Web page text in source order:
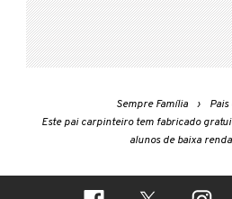
Sempre Família
Pais
Este pai carpinteiro tem fabricado
alunos de baixa